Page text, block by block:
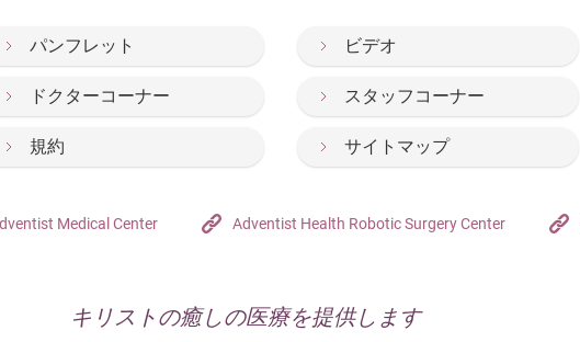
パンフレット ビデオ
ドクターコーナー スタッフコーナー
規約 サイトマップ
Medical Center Adventist Health Robotic Surgery Center
キリストの癒しの医療を提供します